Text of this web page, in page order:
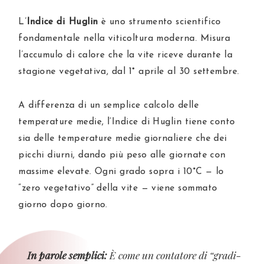
L’ Indice di Huglin è uno strumento scientifico
fondamentale nella viticoltura moderna. Misura
l’accumulo di calore che la vite riceve durante la
stagione vegetativa, dal 1° aprile al 30 settembre.
A differenza di un semplice calcolo delle
temperature medie, l’Indice di Huglin tiene conto
sia delle temperature medie giornaliere che dei
picchi diurni, dando più peso alle giornate con
massime elevate. Ogni grado sopra i 10°C — lo
“zero vegetativo” della vite — viene sommato
giorno dopo giorno.
In parole semplici:È come un contatore di “gradi-